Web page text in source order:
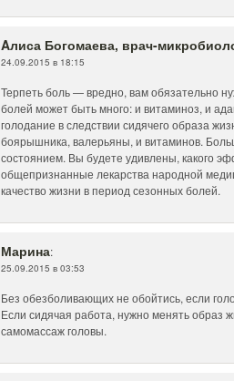
Aлиса Богомаева, врач-
24.09.2015 в 18:15
Терпеть боль — вредно, вам обязательно
болей может быть много: и витаминоз, и
голодание в следствии сидячего образа
боярышника, валерьяны, и витаминов.
состоянием. Вы будете удивлены, какого
общепризнанные лекарства народной
качество жизни в период сезонных болей.
Марина:
25.09.2015 в 03:53
Без обезболивающих не обойтись, если
Если сидячая работа, нужно менять образ
самомассаж головы.